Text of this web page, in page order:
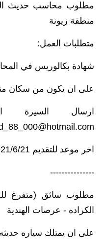
مطلوب محاسب حديث
منطقة زيونة
متطلبات العمل:
شهادة بكالوريس في
على ان يكون من سكان
ارسال السيرة
اخر موعد للتقديم 2021/6/21
---------------
مطلوب سائق (متفرغ
الكراده - عرصات الهندية
على ان يمتلك سياره